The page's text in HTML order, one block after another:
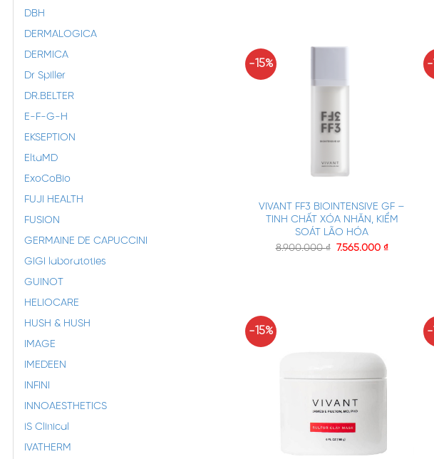
DBH
DERMALOGICA
DERMICA
Dr Spiller
DR.BELTER
E-F-G-H
EKSEPTION
EltaMD
ExoCoBio
FUJI HEALTH
FUSION
GERMAINE DE CAPUCCINI
GIGI laboratoties
GUINOT
HELIOCARE
HUSH & HUSH
IMAGE
IMEDEEN
INFINI
INNOAESTHETICS
iS Clinical
IVATHERM
-15%
VIVANT FF3 BIOINTENSIVE GF –
TINH CHẤT XÓA NHĂN, KIỂM
SOÁT LÃO HÓA
8.900.000₫ 7.565.000 ₫
-
-15% -